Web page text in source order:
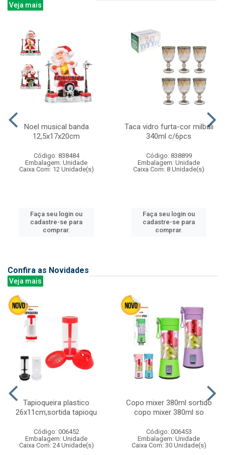
Veja mais
Noel musical banda
12,5x17x20cm
Código: 838484
Embalagem: Unidade
Caixa Com: 12 Unidade(s)
Faça seu login ou
cadastre-se para
comprar.
Taca vidro furta-cor milbali
340ml c/6pcs
Código: 838899
Embalagem: Unidade
Caixa Com: 8 Unidade(s)
Faça seu login ou
cadastre-se para
comprar.
Confira as Novidades
Veja mais
Tapioqueira plastico
26x11cm,sortida tapioqu
Código: 006452
Embalagem: Unidade
Caixa Com: 24 Unidade(s)
Copo mixer 380ml sortido
copo mixer 380ml so
Código: 006453
Embalagem: Unidade
Caixa Com: 30 Unidade(s)